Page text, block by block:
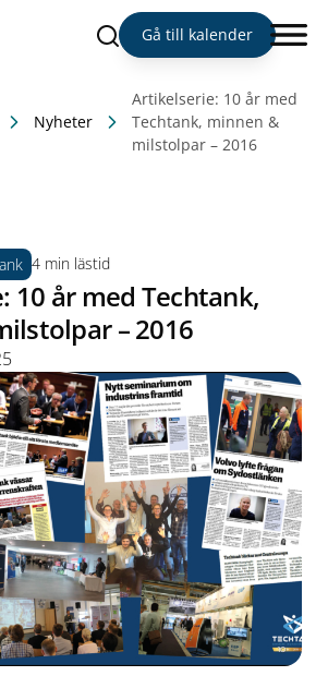
Sök Gå till kalender
Nyheter
Artikelserie: 10 år med
Techtank, minnen &
milstolpar – 2016
4 min lästid
10 år med Techtank,
– 2016